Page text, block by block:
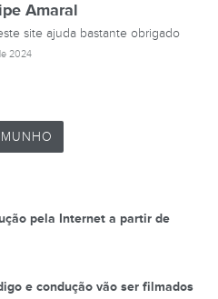
Amaral
site ajuda bastante obrigado
2024
pela Internet a partir de
e condução vão ser filmados